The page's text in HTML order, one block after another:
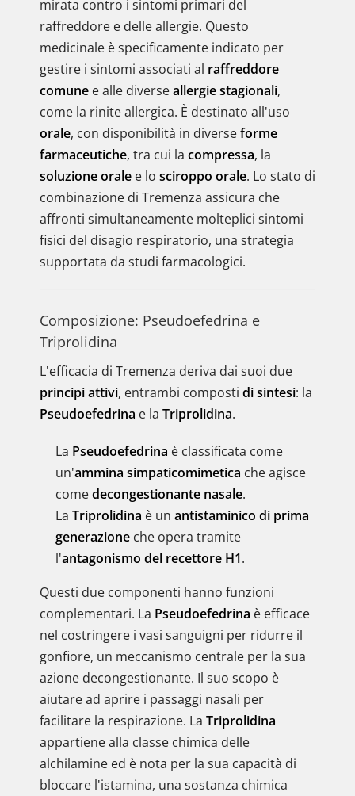
mirata contro i sintomi primari del
raffreddore e delle allergie. Questo
medicinale è specificamente indicato per
gestire i sintomi associati al raffreddore
comune e alle diverseallergie stagionali,
come la rinite allergica. È destinato all'uso
orale, con disponibilità in diverseforme
farmaceutiche, tra cui la compressa, la
soluzione orale e lo sciroppo orale. Lo stato di
combinazione di Tremenza assicura che
affronti simultaneamente molteplici sintomi
fisici del disagio respiratorio, una strategia
supportata da studi farmacologici.
Composizione: Pseudoefedrina e
Triprolidina
L'efficacia di Tremenza deriva dai suoi due
principi attivi, entrambi composti di sintesi: la
Pseudoefedrina e la Triprolidina.
La Pseudoefedrina è classificata come
un'ammina simpaticomimetica che agisce
comedecongestionante nasale.
La Triprolidina è un antistaminico di prima
generazione che opera tramite
l'antagonismo del recettore H1.
Questi due componenti hanno funzioni
complementari. La Pseudoefedrina è efficace
nel costringere i vasi sanguigni per ridurre il
gonfiore, un meccanismo centrale per la sua
azione decongestionante. Il suo scopo è
aiutare ad aprire i passaggi nasali per
facilitare la respirazione. La Triprolidina
appartiene alla classe chimica delle
alchilamine ed è nota per la sua capacità di
bloccare l'istamina, una sostanza chimica